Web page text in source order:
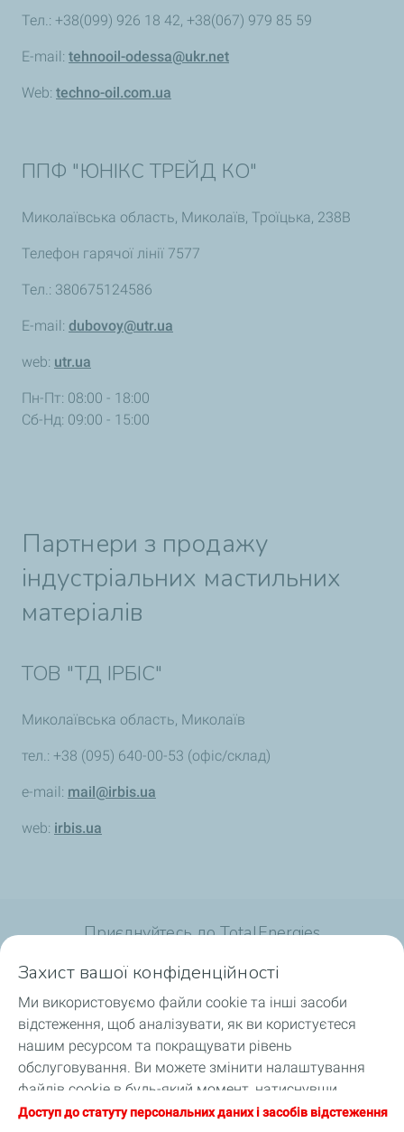
Тел.: +38(099) 926 18 42, +38(067) 979 85 59
E-mail: tehnooil-odessa@ukr.net
Web: techno-oil.com.ua
ППФ "ЮНІКС ТРЕЙД КО"
Миколаївська область, Миколаїв, Троїцька, 238В
Телефон гарячої лінії 7577
Тел.: 380675124586
E-mail: dubovoy@utr.ua
web: utr.ua
Пн-Пт: 08:00 - 18:00
Сб-Нд: 09:00 - 15:00
Партнери з продажу
індустріальних мастильних
матеріалів
ТОВ "ТД ІРБІС"
Миколаївська область, Миколаїв
тел.: +38 (095) 640-00-53 (офіс/склад)
e-mail: mail@irbis.ua
web: irbis.ua
Приєднуйтесь до TotalEnergies
Для споживачів
Для професіоналів
Захист вашої конфіденційності
Ми використовуємо файли cookie та інші засоби
відстеження, щоб аналізувати, як ви користуєтеся
нашим ресурсом та покращувати рівень
обслуговування. Ви можете змінити налаштування
файлів cookie в будь-який момент, натиснувши
кнопку «Налаштування моїх файлів cookie».
Доступ до статуту персональних даних і засобів відстеження